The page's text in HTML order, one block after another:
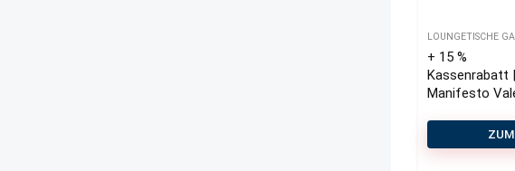
LOUNGETISCHE
+ 15 %
Kassenrabatt |
Manifesto
140x75x27,5
ZUM